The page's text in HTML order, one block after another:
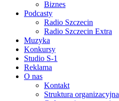
Biznes
Podcasty
Radio Szczecin
Radio Szczecin Extra
Muzyka
Konkursy
Studio S-1
Reklama
O nas
Kontakt
Struktura organizacyjna